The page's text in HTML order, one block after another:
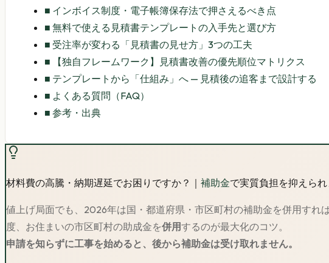
■ インボイス制度・電子帳簿保存法で押さえるべき点
■ 無料で使える見積書テンプレートの入手先と選び方
■ 受注率が変わる「見積書の見せ方」3つの工夫
■
【独自フレームワーク】見積書改善の優先順位マトリクス
■ テンプレートから「仕組み」へ — 見積後の追客まで設計する
■ よくある質問（FAQ）
■ 参考・出典
材料費の高騰・納期遅延でお困りですか？｜ 補助金で実質負担を抑えら
値上げ局面でも、2026年は国・都道府県・市区町村の補助金を併用すれ
度、お住まいの市区町村の助成金を併用するのが最大化のコツ。
申請を知らずに工事を始めると、後から補助金は受け取れません。